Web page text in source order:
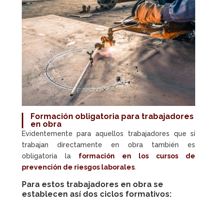
Formación obligatoriapara trabajadores
en obra
Evidentemente para aquellos trabajadores que sí
trabajan directamente en obra también es
obligatoria la formación en los cursos de
prevención de riesgos laborales.
Para estos trabajadores en obra se
establecen así dos ciclos formativos: